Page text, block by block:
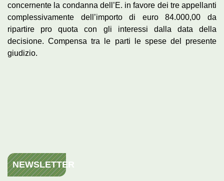
concernente la condanna dell’E. in favore dei tre appellanti
complessivamente dell’importo di euro 84.000,00 da
ripartire pro quota con gli interessi dalla data della
decisione. Compensa tra le parti le spese del presente
giudizio.
NEWSLETTER